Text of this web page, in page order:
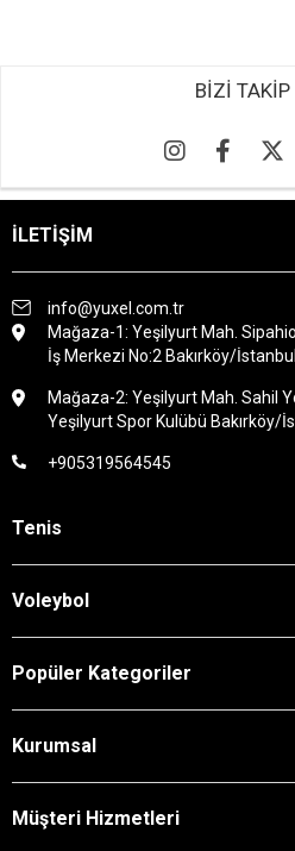
BİZİ TAKİP
İLETİŞİM
info@yuxel.com.tr
Mağaza-1: Yeşilyurt Mah.
İş Merkezi No:2 Bakırköy/İstanbul
Mağaza-2: Yeşilyurt Mah. Sahil
Yeşilyurt Spor Kulübü Bakırköy/
+905319564545
Tenis
Voleybol
Popüler Kategoriler
Kurumsal
Müşteri Hizmetleri